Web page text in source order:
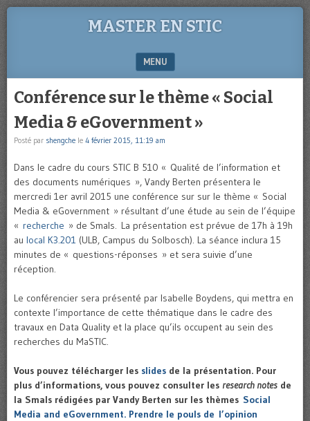
MASTER EN STIC
MENU
SKIP TO CONTENT
Conférence sur le thème « Social
Media & eGovernment »
Posté par shengche le 4 février 2015, 11:19 am
Dans le cadre du cours STIC B 510 « Qualité de l’information et
des documents numériques », Vandy Berten présentera le
mercredi 1er avril 2015 une conférence sur sur le thème « Social
Media & eGovernment » résultant d’une étude au sein de l’équipe
« recherche » de Smals. La présentation est prévue de 17h à 19h
au local K3.201 (ULB, Campus du Solbosch). La séance inclura 15
minutes de « questions-réponses » et sera suivie d’une
réception.
Le conférencier sera présenté par Isabelle Boydens, qui mettra en
contexte l’importance de cette thématique dans le cadre des
travaux en Data Quality et la place qu’ils occupent au sein des
recherches du MaSTIC.
Vous pouvez télécharger les slides de la présentation. Pour
plus d’informations, vous pouvez consulter les research notes de
la Smals rédigées par Vandy Berten sur les thèmes Social
Media and eGovernment. Prendre le pouls de l’opinion